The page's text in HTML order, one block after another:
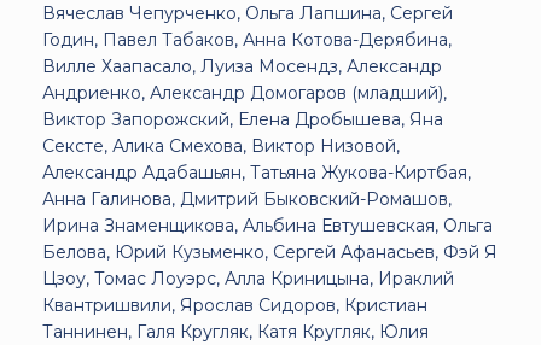
Вячеслав Чепурченко, Ольга Лапшина, Сергей
Годин, Павел Табаков, Анна Котова-Дерябина,
Вилле Хаапасало, Луиза Мосендз, Александр
Андриенко, Александр Домогаров (младший),
Виктор Запорожский, Елена Дробышева, Яна
Сексте, Алика Смехова, Виктор Низовой,
Александр Адабашьян, Татьяна Жукова-Киртбая,
Анна Галинова, Дмитрий Быковский-Ромашов,
Ирина Знаменщикова, Альбина Евтушевская, Ольга
Белова, Юрий Кузьменко, Сергей Афанасьев, Фэй Я
Цзоу, Томас Лоуэрс, Алла Криницына, Ираклий
Квантришвили, Ярослав Сидоров, Кристиан
Таннинен, Галя Кругляк, Катя Кругляк, Юлия